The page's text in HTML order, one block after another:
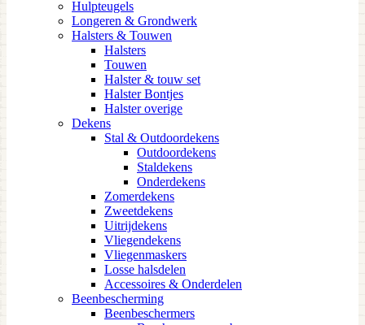
Hulpteugels
Longeren & Grondwerk
Halsters & Touwen
Halsters
Touwen
Halster & touw set
Halster Bontjes
Halster overige
Dekens
Stal & Outdoordekens
Outdoordekens
Staldekens
Onderdekens
Zomerdekens
Zweetdekens
Uitrijdekens
Vliegendekens
Vliegenmaskers
Losse halsdelen
Accessoires & Onderdelen
Beenbescherming
Beenbeschermers